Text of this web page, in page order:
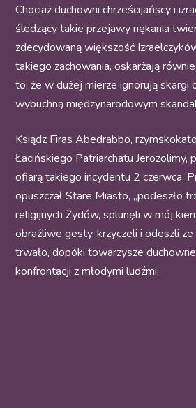
Chociaż duchowni chrześcijańscy i
śledzący takie przejawy nękania
zdecydowaną większość
takiego zachowania, oskarżają
to, że w dużej mierze ignorują skargi
wybuchną międzynarodowym
Ksiądz Firas Abedrabbo,
Łacińskiego Patriarchatu Jerozolimy,
ofiarą takiego incydentu 2 czerwca.
opuszczał Stare Miasto, „podeszło
religijnych Żydów, splunęli w mój
obraźliwe gesty, krzyczeli i odeszli ze
trwało, dopóki towarzysze
konfrontacji z młodymi ludźmi.